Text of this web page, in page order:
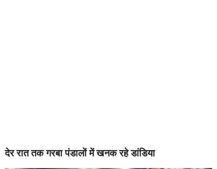
देर रात तक गरबा पंडालों में खनक रहे डांडिया